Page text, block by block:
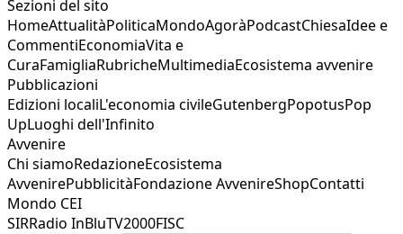
Sezioni del sito
HomeAttualitàPoliticaMondoAgoràPodcastChiesaIdee e
CommentiEconomiaVita e
CuraFamigliaRubricheMultimediaEcosistema avvenire
Pubblicazioni
Edizioni localiL'economia civileGutenbergPopotusPop
UpLuoghi dell'Infinito
Avvenire
Chi siamoRedazioneEcosistema
AvvenirePubblicitàFondazione AvvenireShopContatti
Mondo CEI
SIRRadio InBluTV2000FISC